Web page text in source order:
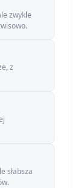
zwykle
z
słabsza